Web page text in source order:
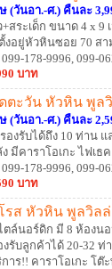
(วันอา.-ศ.) คืนละ
สระเด็ก ขนาด 4 x
งอยู่หัวหินซอย 70 ส
099-178-9996, 099-
บาท
ตะวัน หัวหิน พูล
(วันอา.-ศ.) คืนละ
องรับได้ถึง 10 ท่าน
มีคาราโอเกะ ไฟเธ
มตร
099-178-9996, 099-
บาท
รส หัวหิน พูลวิล
ล์นอร์ดิก มี 8 ห้องน
งรับลูกค้าได้ 20-32
การ!! คาราโอเกะ โ